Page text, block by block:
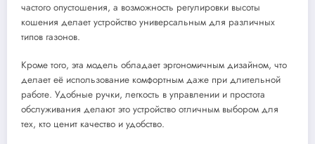
частого опустошения, а возможность регулировки высоты
кошения делает устройство универсальным для различных
типов газонов.
Кроме того, эта модель обладает эргономичным дизайном, что
делает её использование комфортным даже при длительной
работе. Удобные ручки, легкость в управлении и простота
обслуживания делают это устройство отличным выбором для
тех, кто ценит качество и удобство.